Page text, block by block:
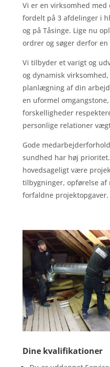
Vi er en virksomhed med
fordelt på 3 afdelinger i
og på Tåsinge. Lige nu
ordrer og søger derfor en
Vi tilbyder et varigt og
og dynamisk
planlægning af din
en uformel
forskelligheder
personlige relationer
Gode
sundhed har høj
hovedsageligt være
tilbygninger, opførelse af
forfaldne projektopgaver.
Dine kvalifikationer